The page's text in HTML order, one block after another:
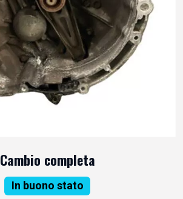
Cambio completa
In buono stato